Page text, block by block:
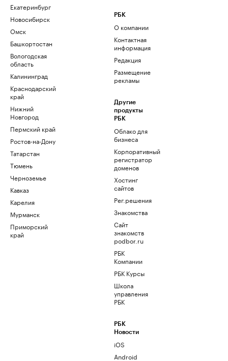
Екатеринбург
Новосибирск
Омск
Башкортостан
Вологодская
область
Калининград
Краснодарский
край
Нижний
Новгород
Пермский край
Ростов-на-Дону
Татарстан
Тюмень
Черноземье
Кавказ
Карелия
Мурманск
Приморский
край
РБК
О компании
Контактная
информация
Редакция
Размещение
рекламы
Другие
продукты
РБК
Облако для
бизнеса
Корпоративный
регистратор
доменов
Хостинг
сайтов
Рег.решения
Знакомства
Сайт
знакомств
podbor.ru
РБК
Компании
РБК Курсы
Школа
управления
РБК
РБК
Новости
iOS
Android